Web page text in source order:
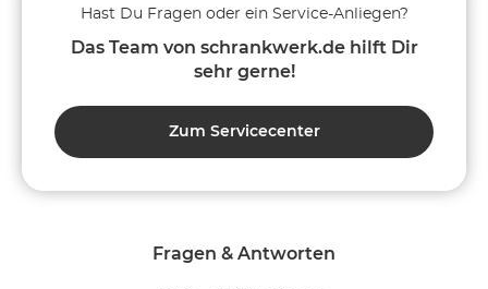
Fragen & Antworten
Hast Du Fragen oder ein Service-Anliegen?
Das Team von schrankwerk.de hilft Dir
sehr gerne!
Zum Servicecenter